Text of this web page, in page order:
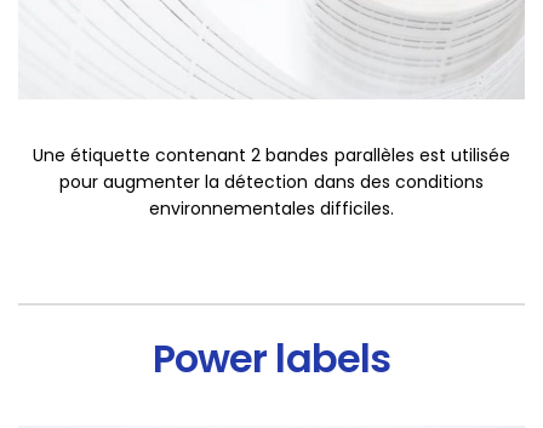
Une étiquette contenant 2 bandes parallèles est utilisée
pour augmenter la détection dans des conditions
environnementales difficiles.
Power labels